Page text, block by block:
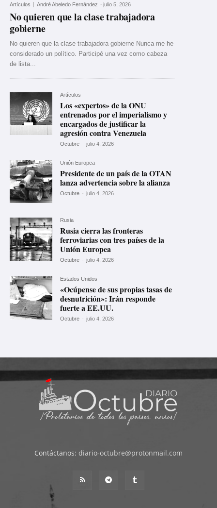
Artículos André Abeledo Fernández - julio 5, 2026
No quieren que la clase trabajadora
gobierne
No quieren que la clase trabajadora gobierne Nunca me he
considerado un político. Participé una vez como cabeza
de lista...
Artículos
Los «expertos» de la ONU
entrenados por el imperialismo y
encargados de justificar la
agresión contra Venezuela
Octubre - julio 4, 2026
Unión Europea
Presidente de un país de la OTAN
lanza advertencia sobre la alianza
Octubre - julio 4, 2026
Rusia
Rusia cierra las fronteras
ferroviarias con tres países de la
Unión Europea
Octubre - julio 4, 2026
Estados Unidos
«Ocúpense de sus propias tasas de
desnutrición»: Irán responde
fuerte a EE.UU.
Octubre - julio 4, 2026
Contáctanos: diario-octubre@protonmail.com